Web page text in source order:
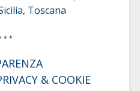
Toscana
* *
& COOKIE